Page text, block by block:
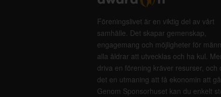
Föreningslivet är en viktig del av vårt
samhälle. Det skapar gemenskap,
engagemang och möjligheter för
alla åldrar att utvecklas och ha kul.
driva en förening kräver resurser, och
det en utmaning att få ekonomin att
Genom Sponsorhuset kan du enkelt